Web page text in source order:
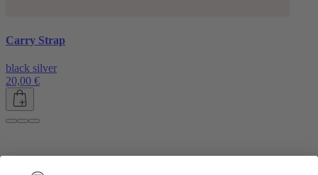
Carry Strap
black silver
20,00 €